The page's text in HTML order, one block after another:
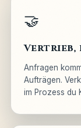
🤝
Vertrieb,
Anfragen
Aufträgen.
im Prozess du